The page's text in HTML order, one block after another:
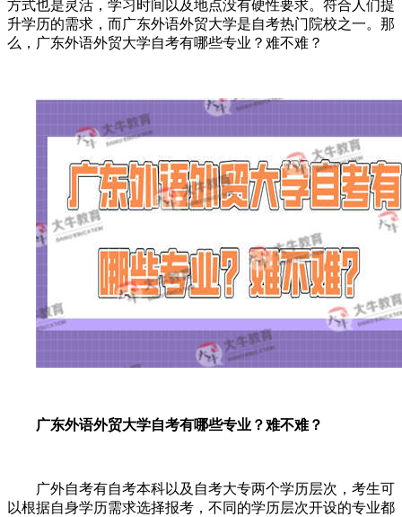
方式也是灵活，学习时间以及地点没有硬性要求。符合人们提
升学历的需求，而广东外语外贸大学是自考热门院校之一。那
么，广东外语外贸大学自考有哪些专业？难不难？
广东外语外贸大学自考有哪些专业？难不难？
广外自考有自考本科以及自考大专两个学历层次，考生可
以根据自身学历需求选择报考，不同的学历层次开设的专业都